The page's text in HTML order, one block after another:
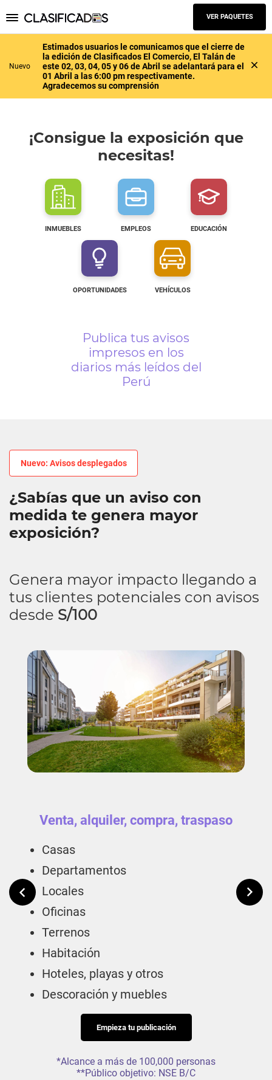
VER PAQUETES
Nuevo
Estimados usuarios le comunicamos que el cierre de
la edición de Clasificados El Comercio, El Talán de
este 02, 03, 04, 05 y 06 de Abril se adelantará para el
01 Abril a las 6:00 pm respectivamente.
Agradecemos su comprensión
¡Consigue la exposición que
necesitas!
INMUEBLES EMPLEOS EDUCACIÓN
OPORTUNIDADES VEHÍCULOS
Publica tus avisos
impresos en los
diarios más leídos del
Perú
Nuevo: Avisos desplegados
¿Sabías que un aviso con
medida te genera mayor
exposición?
Genera mayor impacto llegando a
tus clientes potenciales con avisos
desde S/100
Venta, alquiler, compra, traspaso
Casas
Departamentos
Locales
Oficinas
Terrenos
Habitación
Hoteles, playas y otros
Descoración y muebles
Empieza tu publicación
*Alcance a más de 100,000 personas
**Público objetivo: NSE B/C